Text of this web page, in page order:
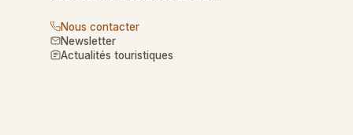
Nous contacter
Newsletter
Actualités touristiques